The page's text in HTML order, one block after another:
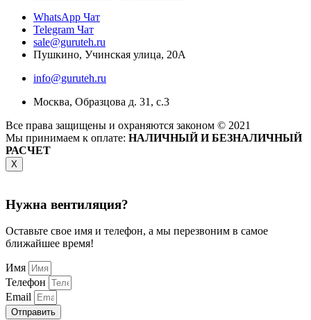
WhatsApp Чат
Telegram Чат
sale@guruteh.ru
Пушкино, Учинская улица, 20А
info@guruteh.ru
Москва, Образцова д. 31, с.3
Все права защищены и охраняются законом © 2021
Мы принимаем к оплате: НАЛИЧНЫЙ И БЕЗНАЛИЧНЫЙ
РАСЧЕТ
X
Нужна вентиляция?
Оставьте свое имя и телефон, а мы перезвоним в самое
ближайшее время!
Имя
Телефон
Email
Отправить